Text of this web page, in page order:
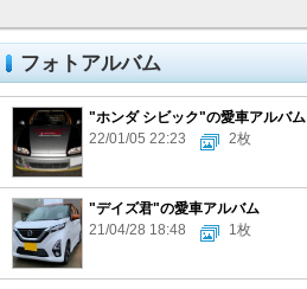
フォトアルバム
"ホンダ シビック"の愛車アルバム
22/01/05 22:23
2枚
"デイズ君"の愛車アルバム
21/04/28 18:48
1枚